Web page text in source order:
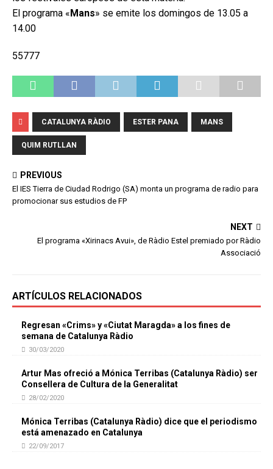
El programa «Mans» se emite los domingos de 13.05 a
14.00
55777
CATALUNYA RÀDIO ESTER PANA MANS
QUIM RUTLLAN
PREVIOUS
El IES Tierra de Ciudad Rodrigo (SA) monta un programa de radio para
promocionar sus estudios de FP
NEXT
El programa «Xirinacs Avui», de Ràdio Estel premiado por Ràdio
Associació
ARTÍCULOS RELACIONADOS
Regresan «Crims» y «Ciutat Maragda» a los fines de
semana de Catalunya Ràdio
30/03/2020
Artur Mas ofreció a Mónica Terribas (Catalunya Ràdio) ser
Consellera de Cultura de la Generalitat
28/02/2020
Mónica Terribas (Catalunya Ràdio) dice que el periodismo
está amenazado en Catalunya
22/09/2017